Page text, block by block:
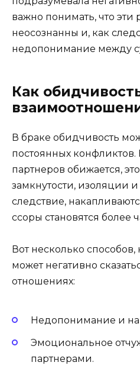
важно понимать, что эти
неосознанны и, как
недопонимание между
Как
В браке обидчивость
постоянных конфликтов.
партнеров обижается,
замкнутости, изоляции
следствие,
ссоры становятся более
Вот несколько
может негативно
отношениях:
Недопонимание и
Эмоциональное
партнерами.